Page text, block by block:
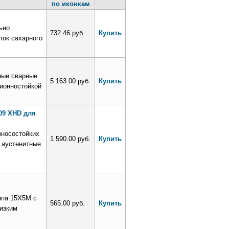
сахарного
732.46 руб. Купить
сварные
5 163.00 руб. Купить
XHD для
1 590.00 руб. Купить
15Х5М с
565.00 руб. Купить